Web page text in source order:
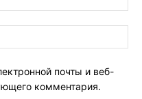
почты и веб-
комментария.